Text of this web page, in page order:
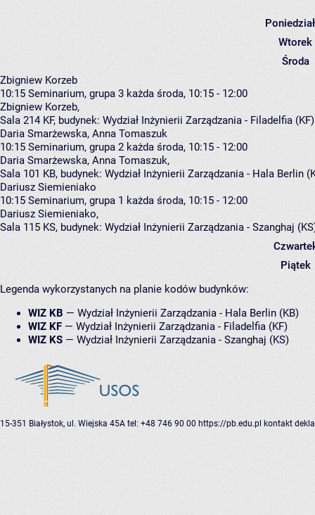
Wtorek
Środa
Zbigniew Korzeb
10:15 Seminarium, grupa 3 każda środa, 10:15 - 12:00
Zbigniew Korzeb,
Sala 214 KF, budynek: Wydział Inżynierii Zarządzania - Filadelfia
Daria Smarżewska, Anna Tomaszuk
10:15 Seminarium, grupa 2 każda środa, 10:15 - 12:00
Daria Smarżewska, Anna Tomaszuk,
Sala 101 KB, budynek: Wydział Inżynierii Zarządzania - Hala Berlin
Dariusz Siemieniako
10:15 Seminarium, grupa 1 każda środa, 10:15 - 12:00
Dariusz Siemieniako,
Sala 115 KS, budynek: Wydział Inżynierii Zarządzania - Szanghaj
Piątek
Legenda wykorzystanych na planie kodów budynków:
WIZ KB — Wydział Inżynierii Zarządzania - Hala Berlin (KB)
WIZ KF — Wydział Inżynierii Zarządzania - Filadelfia (KF)
WIZ KS — Wydział Inżynierii Zarządzania - Szanghaj (KS)
15-351 Białystok, ul. Wiejska 45A tel: +48 746 90 00 https://pb.edu.pl kontakt